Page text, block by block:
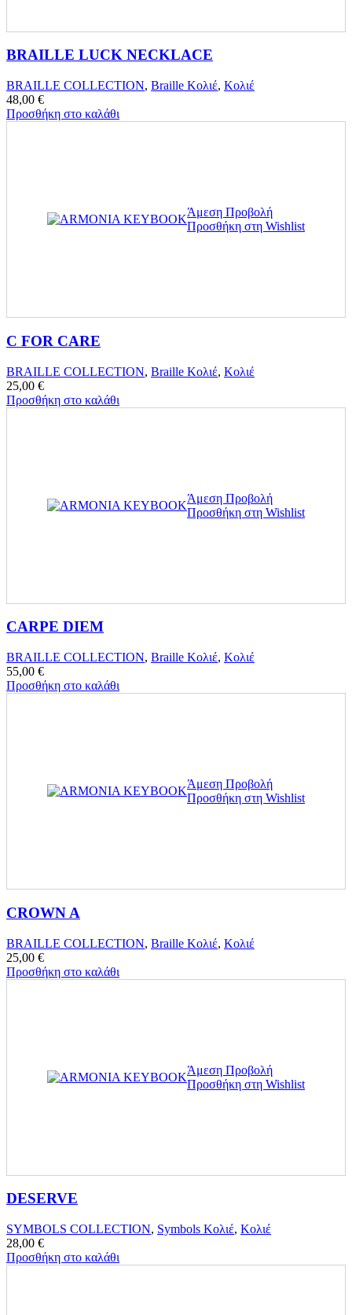
BRAILLE LUCK NECKLACE
BRAILLE COLLECTION, Braille Κολιέ, Κολιέ
48,00 €
Προσθήκη στο καλάθι
Άμεση Προβολή
Προσθήκη στη Wishlist
C FOR CARE
BRAILLE COLLECTION, Braille Κολιέ, Κολιέ
25,00 €
Προσθήκη στο καλάθι
Άμεση Προβολή
Προσθήκη στη Wishlist
CARPE DIEM
BRAILLE COLLECTION, Braille Κολιέ, Κολιέ
55,00 €
Προσθήκη στο καλάθι
Άμεση Προβολή
Προσθήκη στη Wishlist
CROWN A
BRAILLE COLLECTION, Braille Κολιέ, Κολιέ
25,00 €
Προσθήκη στο καλάθι
Άμεση Προβολή
Προσθήκη στη Wishlist
DESERVE
SYMBOLS COLLECTION, Symbols Κολιέ, Κολιέ
28,00 €
Προσθήκη στο καλάθι